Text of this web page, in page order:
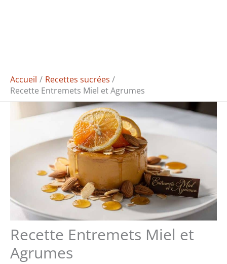
Accueil
Recettes sucrées
Recette Entremets Miel et Agrumes
Recette Entremets Miel et
Agrumes